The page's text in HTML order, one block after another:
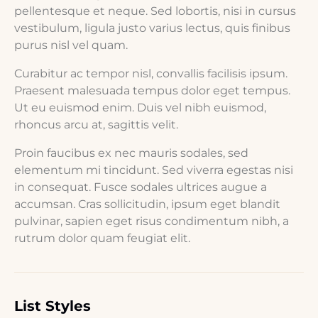
pellentesque et neque. Sed lobortis, nisi in cursus
vestibulum, ligula justo varius lectus, quis finibus
purus nisl vel quam.
Curabitur ac tempor nisl, convallis facilisis ipsum.
Praesent malesuada tempus dolor eget tempus.
Ut eu euismod enim. Duis vel nibh euismod,
rhoncus arcu at, sagittis velit.
Proin faucibus ex nec mauris sodales, sed
elementum mi tincidunt. Sed viverra egestas nisi
in consequat. Fusce sodales ultrices augue a
accumsan. Cras sollicitudin, ipsum eget blandit
pulvinar, sapien eget risus condimentum nibh, a
rutrum dolor quam feugiat elit.
List Styles